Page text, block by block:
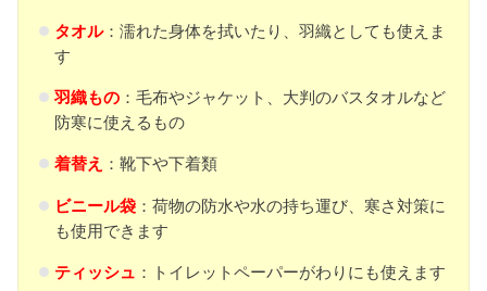
タオル：濡れた身体を拭いたり、羽織としても使えま
す
羽織もの：毛布やジャケット、大判のバスタオルなど
防寒に使えるもの
着替え ：靴下や下着類
ビニール袋：荷物の防水や水の持ち運び、寒さ対策に
も使用できます
ティッシュ ：トイレットペーパーがわりにも使えます